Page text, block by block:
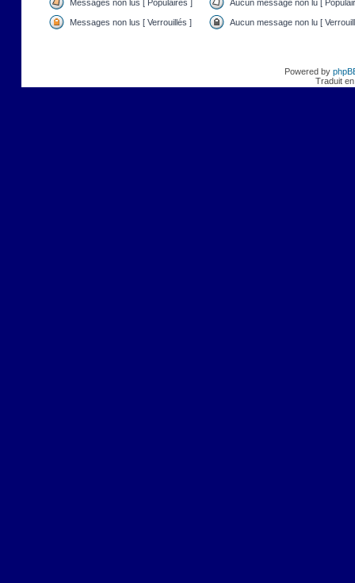
Messages non lus [ Populaires ] Aucun message non lu [
Messages non lus [ Verrouillés ] Aucun message non lu [
Powered by
Traduit